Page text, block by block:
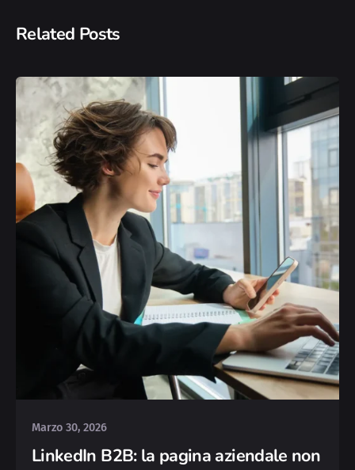
Related Posts
Marzo 30, 2026
LinkedIn B2B: la pagina aziendale non